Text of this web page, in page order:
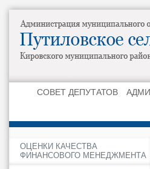
СОВЕТ ДЕПУТАТОВ
ОЦЕНКИ КАЧЕСТВА
ФИНАНСОВОГО МЕНЕДЖМЕНТА